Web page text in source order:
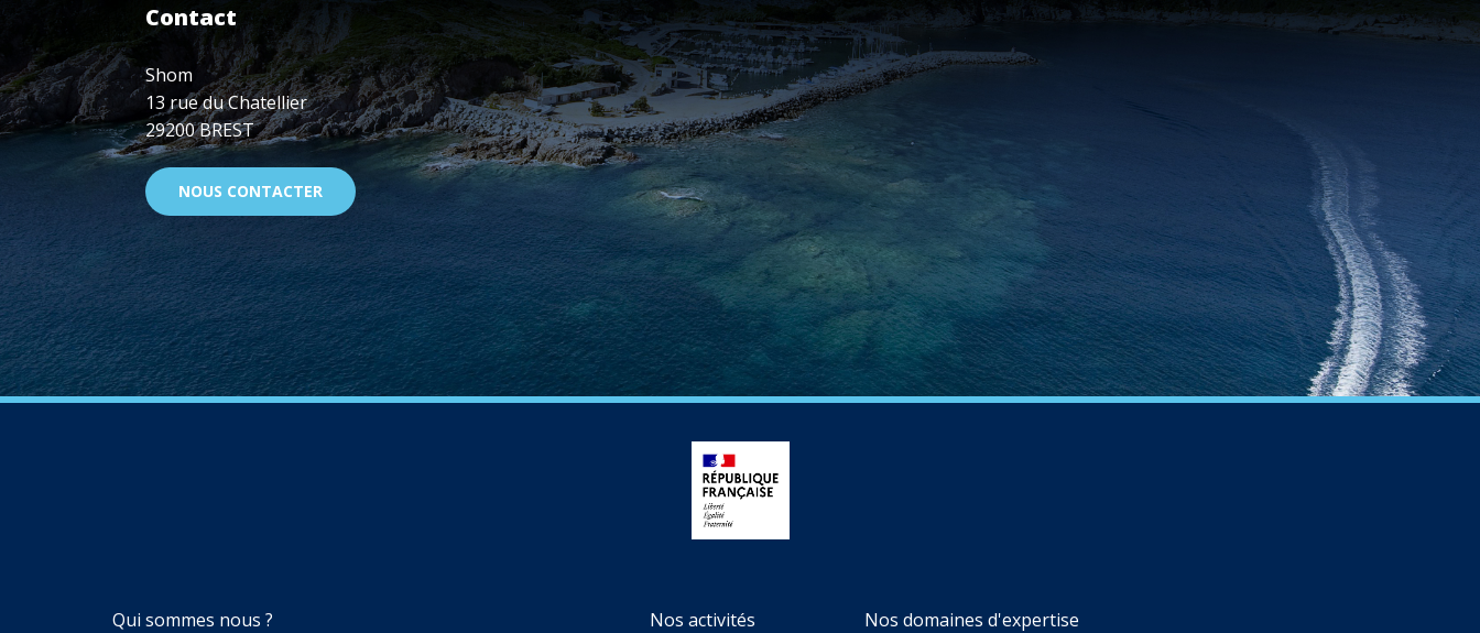
Contact
Shom
13 rue du Chatellier
29200 BREST
NOUS CONTACTER
NAVIGATION
Qui sommes nous ? Nos activités Nos domaines d'expertise